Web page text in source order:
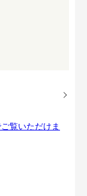
覧いただけま